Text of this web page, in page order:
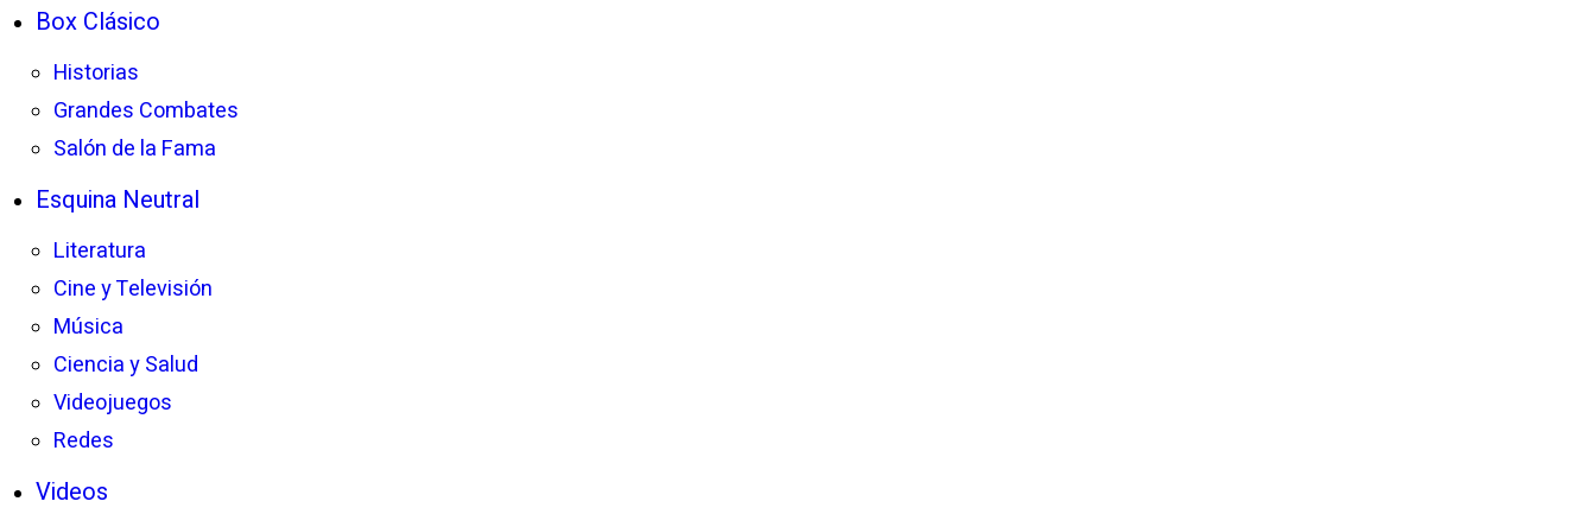
Box Clásico
Historias
Grandes Combates
Salón de la Fama
Esquina Neutral
Literatura
Cine y Televisión
Música
Ciencia y Salud
Videojuegos
Redes
Videos